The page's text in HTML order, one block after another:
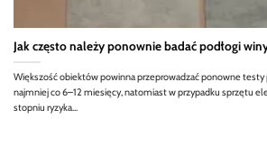
Jak często należy ponownie badać podłogi
Większość obiektów powinna przeprowadzać ponowne testy
najmniej co 6–12 miesięcy, natomiast w przypadku sprzętu
stopniu ryzyka...